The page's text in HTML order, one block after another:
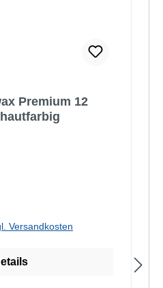
Premium 12
Versandkosten